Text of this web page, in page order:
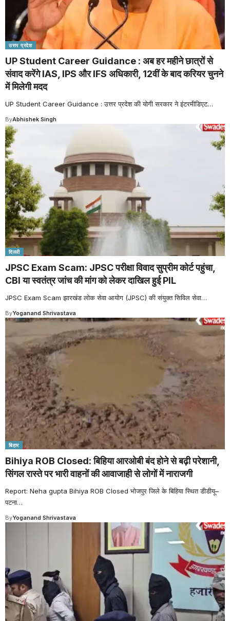
उत्तर प्रदेश
UP Student Career Guidance : अब हर महीने छात्रों से
संवाद करेंगे IAS, IPS और IFS अधिकारी, 12वीं के बाद करियर चुनने
में मिलेगी मदद
UP Student Career Guidance : उत्तर प्रदेश की योगी सरकार ने इंटरमीडिएट…
ByAbhishek Singh
दिल्ली
JPSC Exam Scam: JPSC परीक्षा विवाद सुप्रीम कोर्ट पहुंचा,
CBI या स्वतंत्र जांच की मांग को लेकर दाखिल हुई PIL
JPSC Exam Scam झारखंड लोक सेवा आयोग (JPSC) की संयुक्त सिविल सेवा…
ByYoganand Shrivastava
बिहार
Bihiya ROB Closed: बिहिया आरओबी बंद होने से बढ़ी परेशानी,
सिंगल रास्ते पर भारी वाहनों की आवाजाही से लोगों में नाराजगी
Report: Neha gupta Bihiya ROB Closed भोजपुर जिले के बिहिया स्थित डीडीयू–
पटना…
ByYoganand Shrivastava